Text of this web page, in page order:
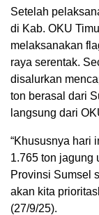
Setelah
di Kab. OKU
melaksanakan
raya serentak.
disalurkan
ton berasal dari
langsung dari
“Khususnya hari
1.765 ton jagung
Provinsi Sumsel
akan kita
(27/9/25).